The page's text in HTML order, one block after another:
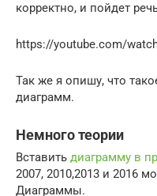
корректно, и пойдет
https://youtube.com/
Так же я опишу, что
диаграмм.
Немного теории
Вставить диаграмму в
2007, 2010,2013 и 2016
Диаграммы.